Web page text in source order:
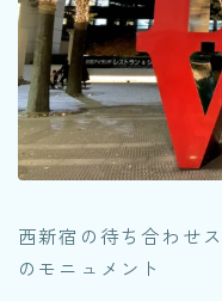
西新宿の待ち合わせ
のモニュメント